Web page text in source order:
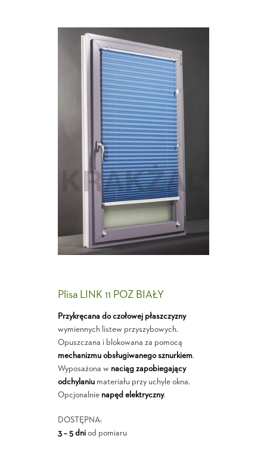
Plisa LINK 11 POZ BIAŁY
Przykręcana do czołowej płaszczyzny
wymiennych listew przyszybowych.
Opuszczana i blokowana za pomocą
mechanizmu obsługiwanego sznurkiem.
Wyposażona w naciąg zapobiegający
odchylaniumateriału przy uchyle okna.
Opcjonalnie napęd elektryczny.
DOSTĘPNA:
3 – 5 dniod pomiaru